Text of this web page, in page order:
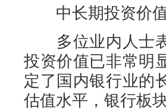
中长期投资价
多位业内人士表
投资价值已非常明
定了国内银行业的
估值水平，银行板